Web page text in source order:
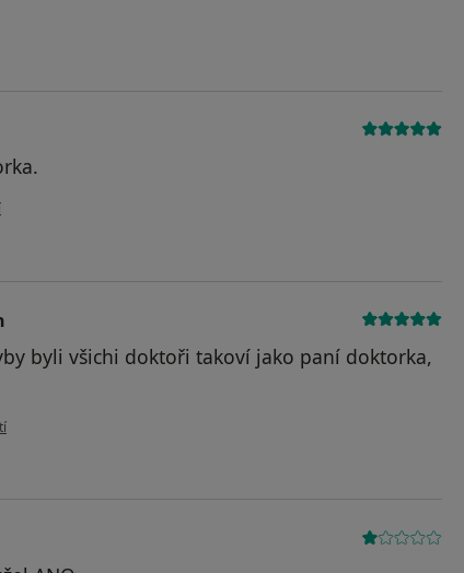
Lucie
Dita
byli všichi doktoři takoví jako paní doktorka,
Váš účet byl odstraněn